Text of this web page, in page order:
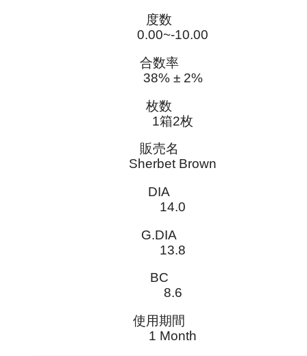
度数
0.00~-10.00
合数率
38% ± 2%
枚数
1箱2枚
販売名
Sherbet Brown
DIA
14.0
G.DIA
13.8
BC
8.6
使用期間
1 Month